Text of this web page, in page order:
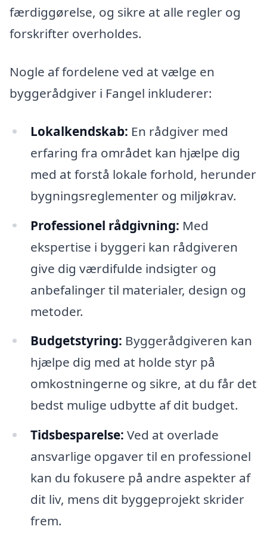
færdiggørelse, og sikre at alle regler og
forskrifter overholdes.
Nogle af fordelene ved at vælge en
byggerådgiver i Fangel inkluderer:
Lokalkendskab: En rådgiver med
erfaring fra området kan hjælpe dig
med at forstå lokale forhold, herunder
bygningsreglementer og miljøkrav.
Professionel rådgivning: Med
ekspertise i byggeri kan rådgiveren
give dig værdifulde indsigter og
anbefalinger til materialer, design og
metoder.
Budgetstyring: Byggerådgiveren kan
hjælpe dig med at holde styr på
omkostningerne og sikre, at du får det
bedst mulige udbytte af dit budget.
Tidsbesparelse: Ved at overlade
ansvarlige opgaver til en professionel
kan du fokusere på andre aspekter af
dit liv, mens dit byggeprojekt skrider
frem.